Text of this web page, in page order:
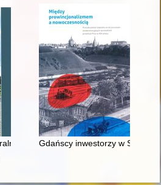
synów szlacheckich w XVI-
Gdańscy inwestorzy w